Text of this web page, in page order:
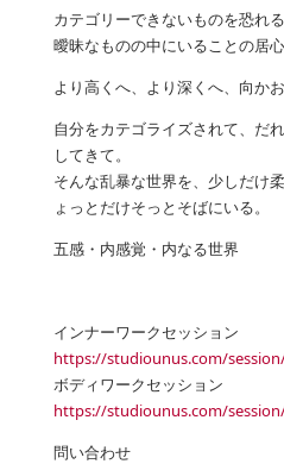
カテゴリーできないものを恐れる
曖昧なものの中にいることの居
より高くへ、より深くへ、向か
自分をカテゴライズされて、だ
してきて。
そんな乱暴な世界を、少しだけ
ょっとだけそっとそばにいる。
五感・内感覚・内なる世界
インナーワークセッション
https://studiounus.com/
ボディワークセッション
https://studiounus.com/
問い合わせ